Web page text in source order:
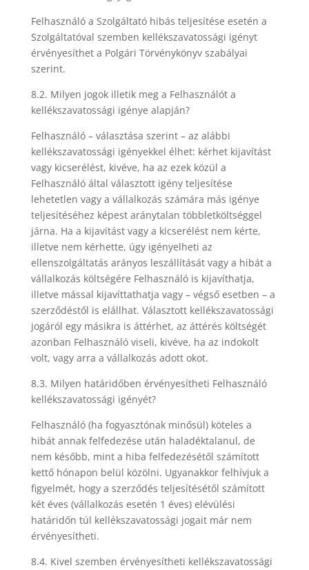
Felhasználó a Szolgáltató hibás teljesítése esetén a
Szolgáltatóval szemben kellékszavatossági igényt
érvényesíthet a Polgári Törvénykönyv szabályai
szerint.
8.2. Milyen jogok illetik meg a Felhasználót a
kellékszavatossági igénye alapján?
Felhasználó – választása szerint – az alábbi
kellékszavatossági igényekkel élhet: kérhet kijavítást
vagy kicserélést, kivéve, ha az ezek közül a
Felhasználó által választott igény teljesítése
lehetetlen vagy a vállalkozás számára más igénye
teljesítéséhez képest aránytalan többletköltséggel
járna. Ha a kijavítást vagy a kicserélést nem kérte,
illetve nem kérhette, úgy igényelheti az
ellenszolgáltatás arányos leszállítását vagy a hibát a
vállalkozás költségére Felhasználó is kijavíthatja,
illetve mással kijavíttathatja vagy – végső esetben – a
szerződéstől is elállhat. Választott kellékszavatossági
jogáról egy másikra is áttérhet, az áttérés költségét
azonban Felhasználó viseli, kivéve, ha az indokolt
volt, vagy arra a vállalkozás adott okot.
8.3. Milyen határidőben érvényesítheti Felhasználó
kellékszavatossági igényét?
Felhasználó (ha fogyasztónak minősül) köteles a
hibát annak felfedezése után haladéktalanul, de
nem később, mint a hiba felfedezésétől számított
kettő hónapon belül közölni. Ugyanakkor felhívjuk a
figyelmét, hogy a szerződés teljesítésétől számított
két éves (vállalkozás esetén 1 éves) elévülési
határidőn túl kellékszavatossági jogait már nem
érvényesítheti.
8.4. Kivel szemben érvényesítheti kellékszavatossági